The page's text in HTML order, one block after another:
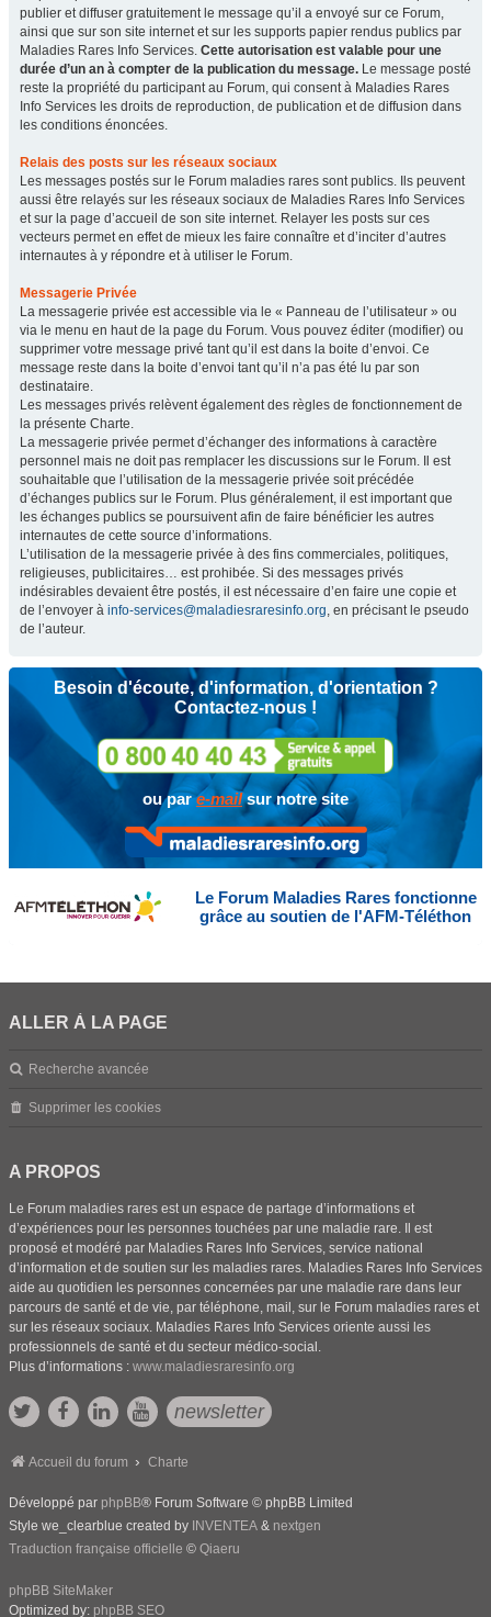
publier et diffuser gratuitement le message qu’il a envoyé sur ce Forum,
ainsi que sur son site internet et sur les supports papier rendus publics par
Maladies Rares Info Services. Cette autorisation est valable pour une
durée d’un an à compter de la publication du message. Le message posté
reste la propriété du participant au Forum, qui consent à Maladies Rares
Info Services les droits de reproduction, de publication et de diffusion dans
les conditions énoncées.
Relais des posts sur les réseaux sociaux
Les messages postés sur le Forum maladies rares sont publics. Ils peuvent
aussi être relayés sur les réseaux sociaux de Maladies Rares Info Services
et sur la page d’accueil de son site internet. Relayer les posts sur ces
vecteurs permet en effet de mieux les faire connaître et d’inciter d’autres
internautes à y répondre et à utiliser le Forum.
Messagerie Privée
La messagerie privée est accessible via le « Panneau de l’utilisateur » ou
via le menu en haut de la page du Forum. Vous pouvez éditer (modifier) ou
supprimer votre message privé tant qu’il est dans la boite d’envoi. Ce
message reste dans la boite d’envoi tant qu’il n’a pas été lu par son
destinataire.
Les messages privés relèvent également des règles de fonctionnement de
la présente Charte.
La messagerie privée permet d’échanger des informations à caractère
personnel mais ne doit pas remplacer les discussions sur le Forum. Il est
souhaitable que l’utilisation de la messagerie privée soit précédée
d’échanges publics sur le Forum. Plus généralement, il est important que
les échanges publics se poursuivent afin de faire bénéficier les autres
internautes de cette source d’informations.
L’utilisation de la messagerie privée à des fins commerciales, politiques,
religieuses, publicitaires… est prohibée. Si des messages privés
indésirables devaient être postés, il est nécessaire d’en faire une copie et
de l’envoyer à info-services@maladiesraresinfo.org, en précisant le pseudo
de l’auteur.
Besoin d'écoute, d'information, d'orientation ?
Contactez-nous !
ou pare-mailsur notre site
Le Forum Maladies Rares fonctionne
grâce au soutien de l'AFM-Téléthon
ALLER À LA PAGE
Recherche avancée
Supprimer les cookies
A PROPOS
Le Forum maladies rares est un espace de partage d’informations et
d’expériences pour les personnes touchées par une maladie rare. Il est
proposé et modéré par Maladies Rares Info Services, service national
d’information et de soutien sur les maladies rares. Maladies Rares Info Services
aide au quotidien les personnes concernées par une maladie rare dans leur
parcours de santé et de vie, par téléphone, mail, sur le Forum maladies rares et
sur les réseaux sociaux. Maladies Rares Info Services oriente aussi les
professionnels de santé et du secteur médico-social.
Plus d’informations : www.maladiesraresinfo.org
newsletter
Accueil du forum Charte
Développé par phpBB® Forum Software © phpBB Limited
Style we_clearblue created by INVENTEA & nextgen
Traduction française officielle © Qiaeru
phpBB SiteMaker
Optimized by: phpBB SEO